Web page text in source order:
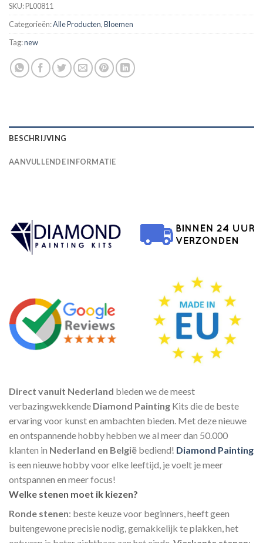
SKU:PL00811
Categorieën:Alle Producten,Bloemen
Tag:new
BESCHRIJVING
AANVULLENDE INFORMATIE
Direct vanuit Nederland bieden we de meest
verbazingwekkende Diamond Painting Kits die de beste
ervaring voor kunst en ambachten bieden. Met deze nieuwe
en ontspannende hobby hebben we al meer dan 50.000
klanten in Nederland en België bediend! Diamond Painting
is een nieuwe hobby voor elke leeftijd, je voelt je meer
ontspannen en meer focus!
Welke stenen moet ik kiezen?
Ronde stenen: beste keuze voor beginners, heeft geen
buitengewone precisie nodig, gemakkelijk te plakken, het